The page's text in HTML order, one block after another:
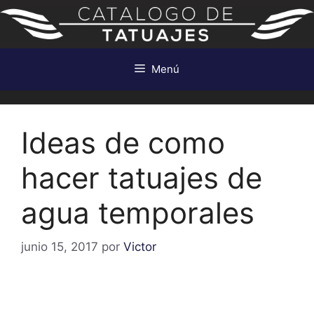
Saltar
contenido
Menú
Ideas de como
hacer tatuajes de
agua temporales
junio 15, 2017 por Victor